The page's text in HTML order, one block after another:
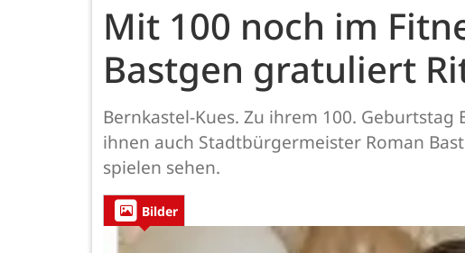
Mit 100 noch im
Bastgen gratuliert
Bernkastel-Kues. Zu ihrem 100.
ihnen auch Stadtbürgermeister Roman
spielen sehen.
Bilder